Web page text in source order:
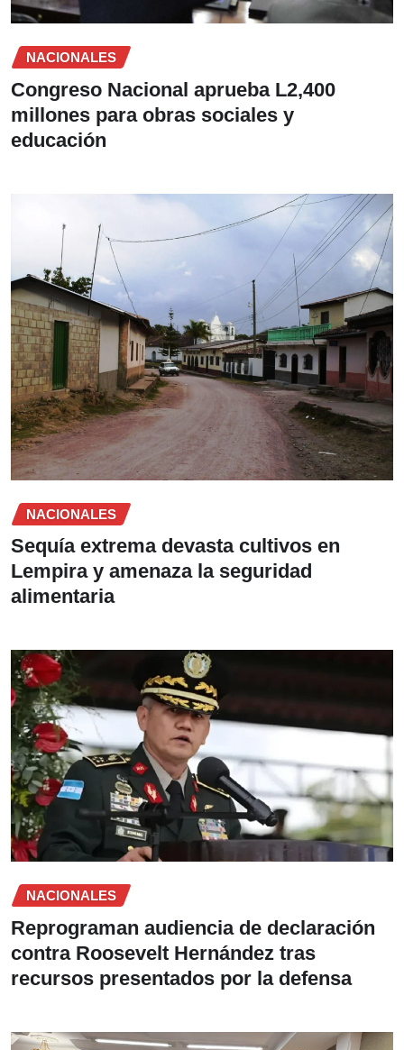
NACIONALES
Congreso Nacional aprueba L2,400
millones para obras sociales y
educación
NACIONALES
Sequía extrema devasta cultivos en
Lempira y amenaza la seguridad
alimentaria
NACIONALES
Reprograman audiencia de declaración
contra Roosevelt Hernández tras
recursos presentados por la defensa